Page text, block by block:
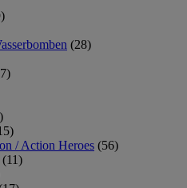
(28)
/ Action Heroes (56)
(11)